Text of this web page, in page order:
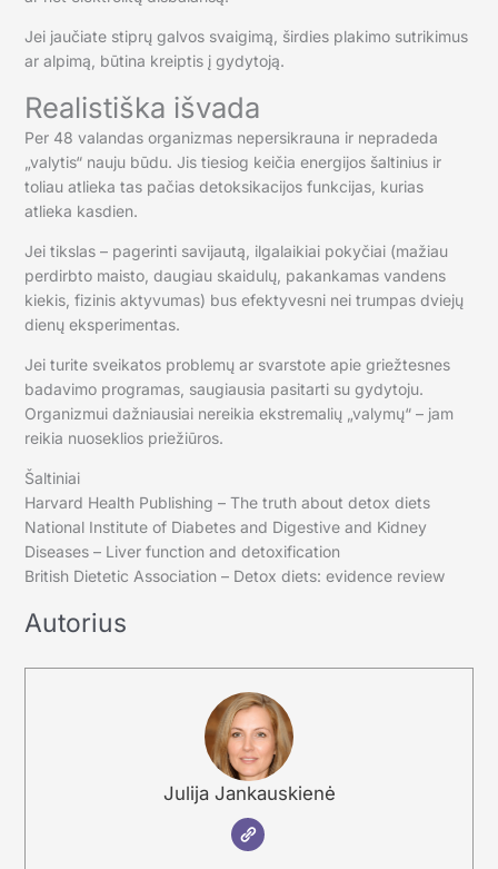
Jei jaučiate stiprų galvos svaigimą, širdies plakimo sutrikimus
ar alpimą, būtina kreiptis į gydytoją.
Realistiška išvada
Per 48 valandas organizmas nepersikrauna ir nepradeda
„valytis“ nauju būdu. Jis tiesiog keičia energijos šaltinius ir
toliau atlieka tas pačias detoksikacijos funkcijas, kurias
atlieka kasdien.
Jei tikslas – pagerinti savijautą, ilgalaikiai pokyčiai (mažiau
perdirbto maisto, daugiau skaidulų, pakankamas vandens
kiekis, fizinis aktyvumas) bus efektyvesni nei trumpas dviejų
dienų eksperimentas.
Jei turite sveikatos problemų ar svarstote apie griežtesnes
badavimo programas, saugiausia pasitarti su gydytoju.
Organizmui dažniausiai nereikia ekstremalių „valymų“ – jam
reikia nuoseklios priežiūros.
Šaltiniai
Harvard Health Publishing – The truth about detox diets
National Institute of Diabetes and Digestive and Kidney
Diseases – Liver function and detoxification
British Dietetic Association – Detox diets: evidence review
Autorius
Julija Jankauskienė